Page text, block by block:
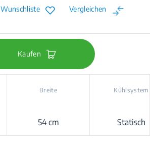
Link
auf
Wunschliste Vergleichen
Kaufen
Breite
54 cm
Kühlsystem
Statisch